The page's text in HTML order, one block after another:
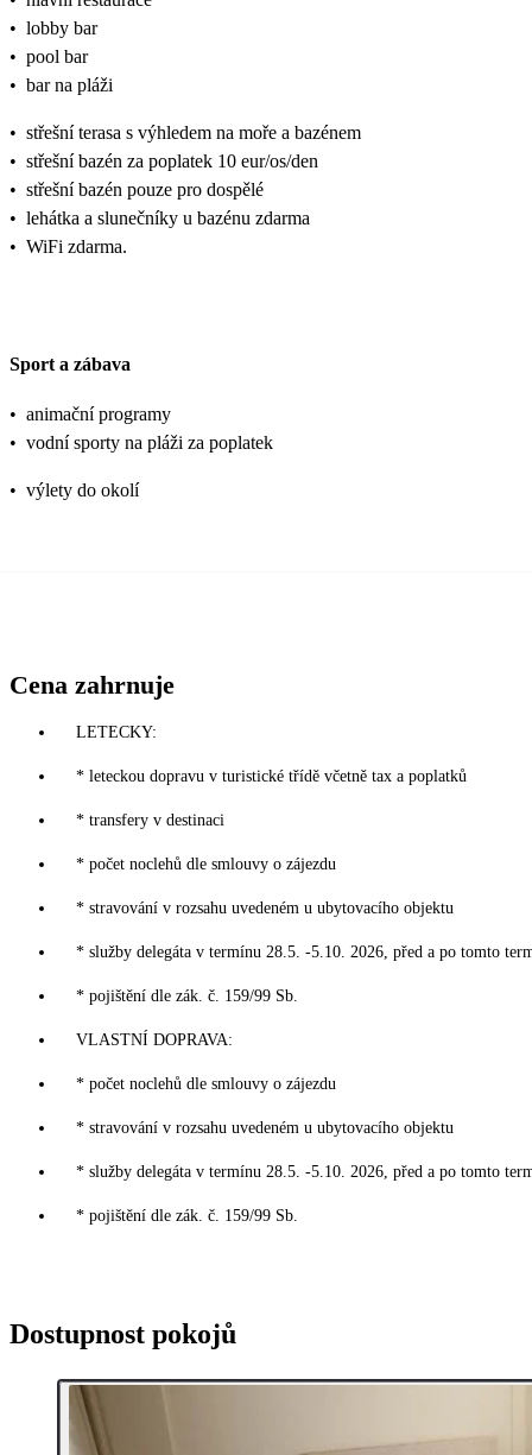
• lobby bar
• pool bar
• bar na pláži
• střešní terasa s výhledem na moře a bazénem
• střešní bazén za poplatek 10 eur/os/den
• střešní bazén pouze pro dospělé
• lehátka a slunečníky u bazénu zdarma
• WiFi zdarma.
Sport a zábava
• animační programy
• vodní sporty na pláži za poplatek
• výlety do okolí
Cena zahrnuje
LETECKY:
* leteckou dopravu v turistické třídě včetně tax a poplatků
* transfery v destinaci
* počet noclehů dle smlouvy o zájezdu
* stravování v rozsahu uvedeném u ubytovacího objektu
* služby delegáta v termínu 28.5. -5.10. 2026, před a po tomto
* pojištění dle zák. č. 159/99 Sb.
VLASTNÍ DOPRAVA:
* počet noclehů dle smlouvy o zájezdu
* stravování v rozsahu uvedeném u ubytovacího objektu
* služby delegáta v termínu 28.5. -5.10. 2026, před a po tomto
* pojištění dle zák. č. 159/99 Sb.
Dostupnost pokojů